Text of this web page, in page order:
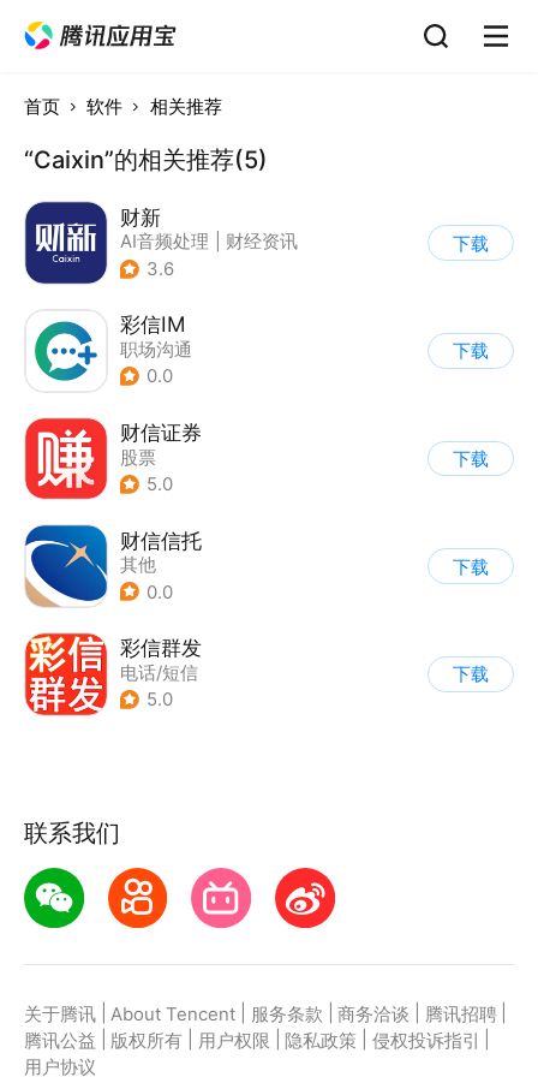
首页 软件 相关推荐
“Caixin”的相关推荐(5)
财新
AI音频处理
财经资讯
3.6
下载
彩信IM
职场沟通
0.0
下载
财信证券
股票
5.0
下载
财信信托
其他
0.0
下载
彩信群发
电话/短信
5.0
下载
联系我们
关于腾讯 About Tencent 服务条款 商务洽谈 腾讯招聘
腾讯公益
版权所有 用户权限 隐私政策 侵权投诉指引
用户协议